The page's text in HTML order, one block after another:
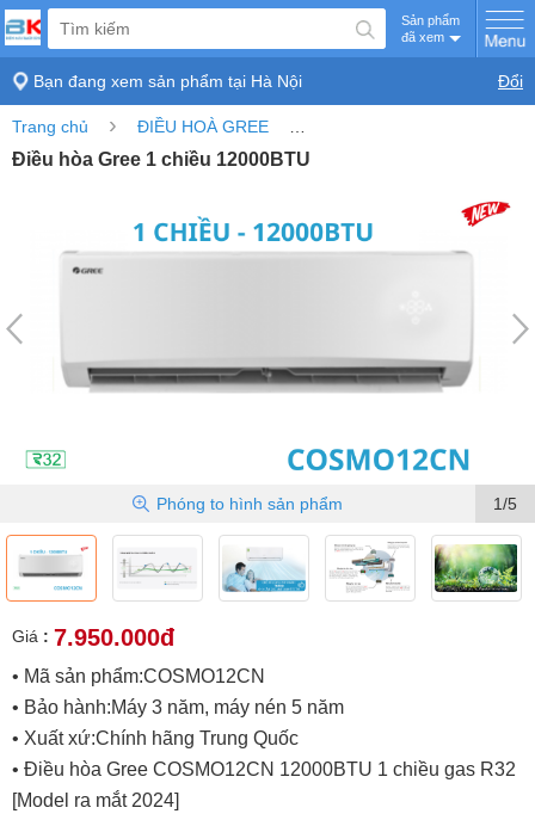
Sản phẩm
đã xem
Bạn đang xem sản phẩm tại Hà Nội Đổi
Trang chủ › ĐIỀU HOÀ GREE
Điều hòa Gree 1 chiều 12000BTU
1/5
Phóng to hình sản phẩm
Giá : 7.950.000đ
• Mã sản phẩm:COSMO12CN
• Bảo hành:Máy 3 năm, máy nén 5 năm
• Xuất xứ:Chính hãng Trung Quốc
• Điều hòa Gree COSMO12CN 12000BTU 1 chiều gas R32
[Model ra mắt 2024]